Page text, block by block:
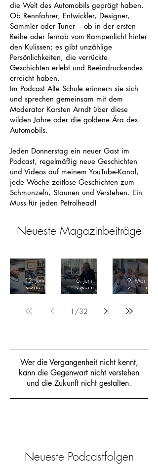
die Welt des Automobils geprägt haben.
Ob Rennfahrer, Entwickler, Designer,
Sammler oder Tuner – ob in der ersten
Reihe oder fernab vom Rampenlicht hinter
den Kulissen; es gibt unzählige
Persönlichkeiten, die verrückte
Geschichten erlebt und Beeindruckendes
erreicht haben.
Im Podcast Alte Schule erinnern sie sich
und sprechen gemeinsam mit dem
Moderator Karsten Arndt über diese
wilden Jahre oder die goldene Ära des
Automobils.
Jeden Donnerstag ein neuer Gast im
Podcast, regelmäßig neue Geschichten
und Videos auf meinem YouTube-Kanal,
jede Woche zeitlose Geschichten zum
Schmunzeln, Staunen und Verstehen. Ein
Muss für jeden Petrolhead!
Neueste Magazinbeiträge
Dieter
Glemse
Juni
Juni
2026)
12. Juni
Herbert
Schnitz
(1941–
Letzte
seiner
Genera
6. Juni
Bob Lut
z – Der
Auto-
Art
9. Mai
1 /32
Wer die Vergangenheit nicht kennt,
kann die Gegenwart nicht verstehen
und die Zukunft nicht gestalten.
Neueste Podcastfolgen